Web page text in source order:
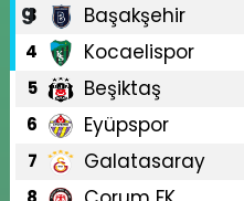
3 Başakşehir
4 Kocaelispor
5 Beşiktaş
6 Eyüpspor
7 Galatasaray